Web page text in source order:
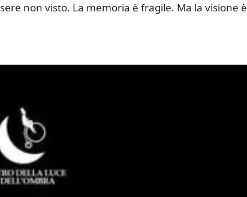
non visto. La memoria è fragile. Ma la visione è